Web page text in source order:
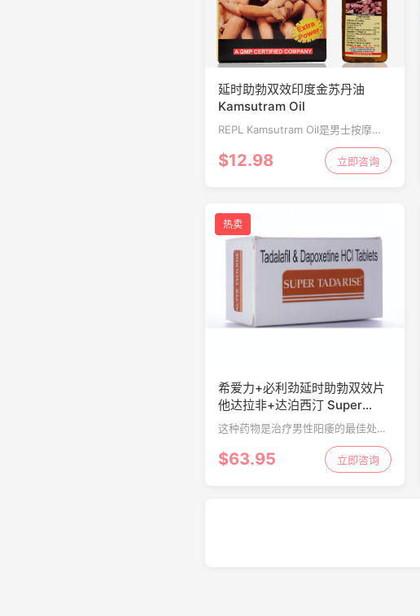
延时助勃双效印度金苏丹油
Kamsutram Oil
REPL Kamsutram Oil是男士按摩
油。油改善并增强勃起，刺激性欲并
增强男性活力。
$12.98 立即咨询
热卖
希爱力+必利劲延时助勃双效片
他达拉非+达泊西汀 Super
Tadarise 100片
这种药物是治疗男性阳痿的最佳处方
药之一。达泊西汀在全世界各个年龄
段的男性中都有数百万人想要活跃的
$63.95 立即咨询